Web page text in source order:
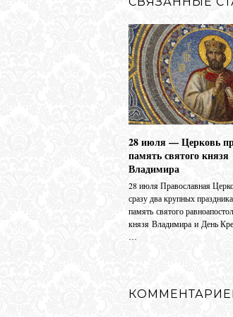
28 июля — Церковь
память святого князя
Владимира
28 июля Православная
сразу два крупных
память святого
князя Владимира и День
…